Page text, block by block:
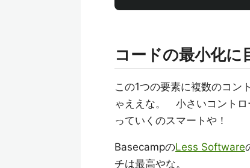
コードの最小化に
この1つの要素に複数のコン
ゃええな。 小さいコントロ
っていくのスマートや！
BasecampのLess Software
チは最高やな。